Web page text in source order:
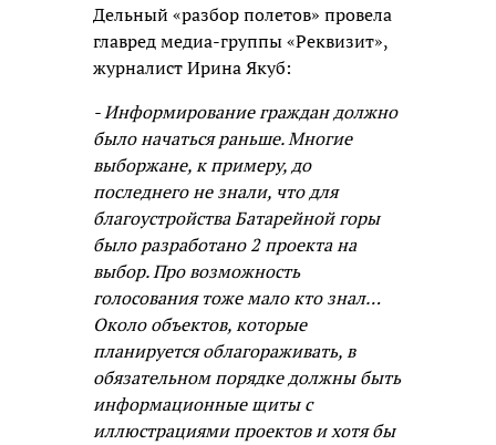
Дельный «разбор полетов» провела
главред медиа-группы «Реквизит»,
журналист Ирина Якуб:
- Информирование граждан должно
было начаться раньше. Многие
выборжане, к примеру, до
последнего не знали, что для
благоустройства Батарейной горы
было разработано 2 проекта на
выбор. Про возможность
голосования тоже мало кто знал…
Около объектов, которые
планируется облагораживать, в
обязательном порядке должны быть
информационные щиты с
иллюстрациями проектов и хотя бы